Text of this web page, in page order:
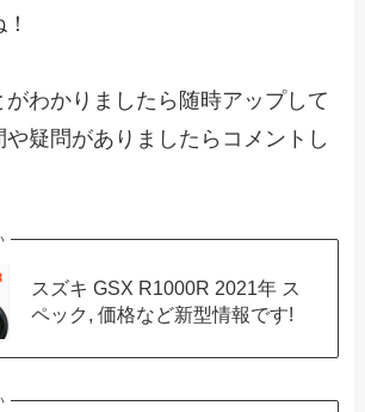
がわかりましたら随時アップして
疑問がありましたらコメントし
スズキ GSX R1000R 2021年 ス
ペック, 価格など新型情報です!